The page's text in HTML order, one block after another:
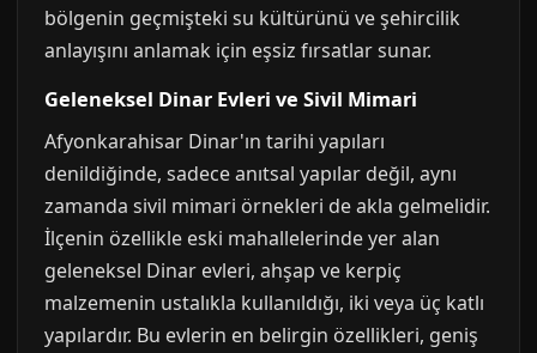
bölgenin geçmişteki su kültürünü ve şehircilik
anlayışını anlamak için eşsiz fırsatlar sunar.
Geleneksel Dinar Evleri ve Sivil Mimari
Afyonkarahisar Dinar'ın tarihi yapıları
denildiğinde, sadece anıtsal yapılar değil, aynı
zamanda sivil mimari örnekleri de akla gelmelidir.
İlçenin özellikle eski mahallelerinde yer alan
geleneksel Dinar evleri, ahşap ve kerpiç
malzemenin ustalıkla kullanıldığı, iki veya üç katlı
yapılardır. Bu evlerin en belirgin özellikleri, geniş